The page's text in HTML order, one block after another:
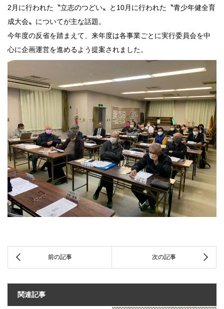
2月に行われた〝立志のつどい〟と10月に行われた〝青少年健全育
成大会〟についてが主な話題。
今年度の反省を踏まえて、来年度は各事業ごとに実行委員会を中
心に企画運営を進めるよう提案されました。
関連記事